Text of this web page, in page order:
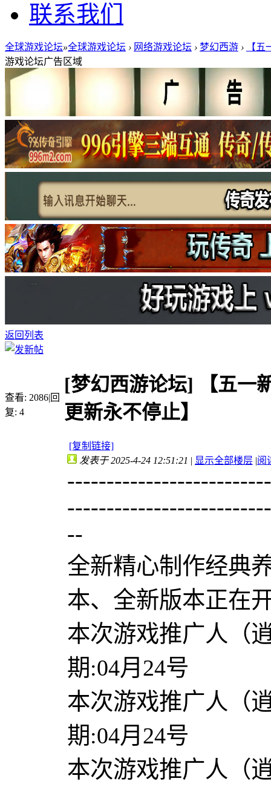
联系我们
全球游戏论坛»全球游戏论坛 › 网络游戏论坛 › 梦幻西游 ›
【
游戏论坛广告区域
返回列表
查看: 2086|回
复: 4
[梦幻西游论坛]
【五一
更新永不停止】
[复制链接]
发表于 2025-4-24 12:51:21 | 显示全部楼层 |阅
--
全新精心制作经典
本、全新版本正在
本次游戏推广人（
期:04月24号
本次游戏推广人（
期:04月24号
本次游戏推广人（